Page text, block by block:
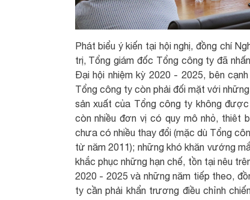
Phát biểu ý kiến tại hội nghị, đồng chí
trị, Tổng giám đốc Tổng công ty đã
Đại hội nhiệm kỳ 2020 - 2025, bên
Tổng công ty còn phải đối mặt với
sản xuất của Tổng công ty không
còn nhiều đơn vị có quy mô nhỏ, thiêt
chưa có nhiều thay đổi (mặc dù Tổng
từ năm 2011); những khó khăn vướng
khắc phục những hạn chế, tồn tại nêu
2020 - 2025 và những năm tiếp theo,
ty cần phải khẩn trương điều chỉnh